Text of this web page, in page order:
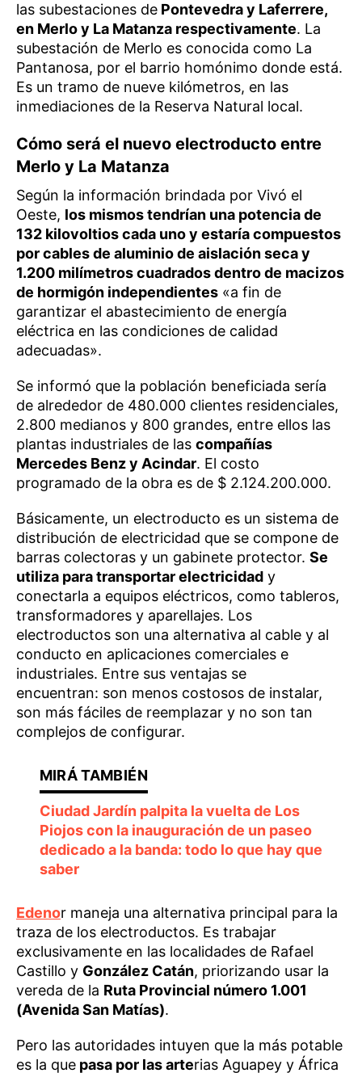
las subestaciones de Pontevedra y Laferrere,
en Merlo y La Matanza respectivamente. La
subestación de Merlo es conocida como La
Pantanosa, por el barrio homónimo donde está.
Es un tramo de nueve kilómetros, en las
inmediaciones de la Reserva Natural local.
Cómo será el nuevo electroducto entre
Merlo y La Matanza
Según la información brindada por Vivó el
Oeste, los mismos tendrían una potencia de
132 kilovoltios cada uno y estaría compuestos
por cables de aluminio de aislación seca y
1.200 milímetros cuadrados dentro de macizos
de hormigón independientes «a fin de
garantizar el abastecimiento de energía
eléctrica en las condiciones de calidad
adecuadas».
Se informó que la población beneficiada sería
de alrededor de 480.000 clientes residenciales,
2.800 medianos y 800 grandes, entre ellos las
plantas industriales de las compañías
Mercedes Benz y Acindar. El costo
programado de la obra es de $ 2.124.200.000.
Básicamente, un electroducto es un sistema de
distribución de electricidad que se compone de
barras colectoras y un gabinete protector. Se
utiliza para transportar electricidad y
conectarla a equipos eléctricos, como tableros,
transformadores y aparellajes. Los
electroductos son una alternativa al cable y al
conducto en aplicaciones comerciales e
industriales. Entre sus ventajas se
encuentran: son menos costosos de instalar,
son más fáciles de reemplazar y no son tan
complejos de configurar.
Ciudad Jardín palpita la vuelta de Los
Piojos con la inauguración de un paseo
dedicado a la banda: todo lo que hay que
saber
Edenor maneja una alternativa principal para la
traza de los electroductos. Es trabajar
exclusivamente en las localidades de Rafael
Castillo y González Catán, priorizando usar la
vereda de la Ruta Provincial número 1.001
(Avenida San Matías).
Pero las autoridades intuyen que la más potable
es la que pasa por las arterias Aguapey y África